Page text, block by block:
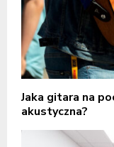
Jaka gitara na
akustyczna?